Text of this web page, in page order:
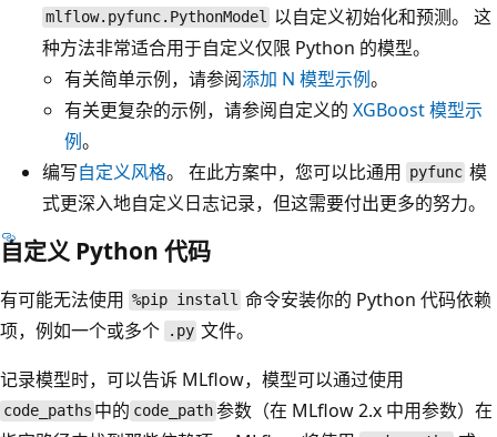
mlflow.pyfunc.PythonModel 以自定义初始化和预测。 这
种方法非常适合用于自定义仅限 Python 的模型。
有关简单示例，请参阅添加 N 模型示例。
有关更复杂的示例，请参阅自定义的 XGBoost 模型示
例。
编写自定义风格。 在此方案中，您可以比通用 pyfunc 模
式更深入地自定义日志记录，但这需要付出更多的努力。
自定义 Python 代码
有可能无法使用 %pip install 命令安装你的 Python 代码依赖
项，例如一个或多个
.py 文件。
记录模型时，可以告诉 MLflow，模型可以通过使用
code_paths 中的 code_path参数（在 MLflow 2.x 中用参数）在